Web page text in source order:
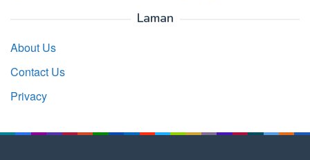
Laman
About Us
Contact Us
Privacy